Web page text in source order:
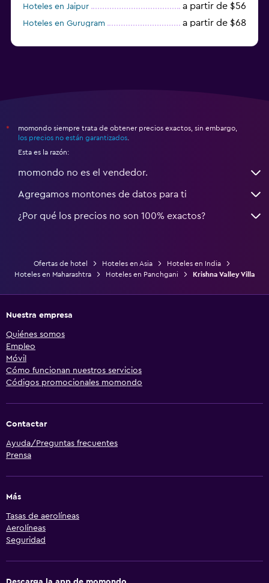
Hoteles en Jaipur
a partir de $56
Hoteles en Gurugram a partir de $68
*
momondo siempre trata de obtener precios exactos, sin embargo,
los precios no están garantizados
Esta es la razón:
momondo no es el vendedor.
Agregamos montones de datos para ti
¿Por qué los precios no son 100% exactos?
Ofertas de hotel Hoteles en Asia
Hoteles en India
Hoteles en Maharashtra
Hoteles en Panchgani Krishna Valley Villa
Nuestra empresa
Quiénes somos
Empleo
Móvil
Cómo funcionan nuestros servicios
Códigos promocionales momondo
Contactar
Ayuda/Preguntas frecuentes
Prensa
Más
Tasas de aerolíneas
Aerolíneas
Seguridad